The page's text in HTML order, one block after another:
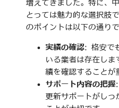
増えてきました。特に、
とっては魅力的な選択肢
のポイントは以下の通りで
実績の確認: 格安で
いる業者は存在しま
績を確認することが
サポート内容の把握:
更新サポートがしっ